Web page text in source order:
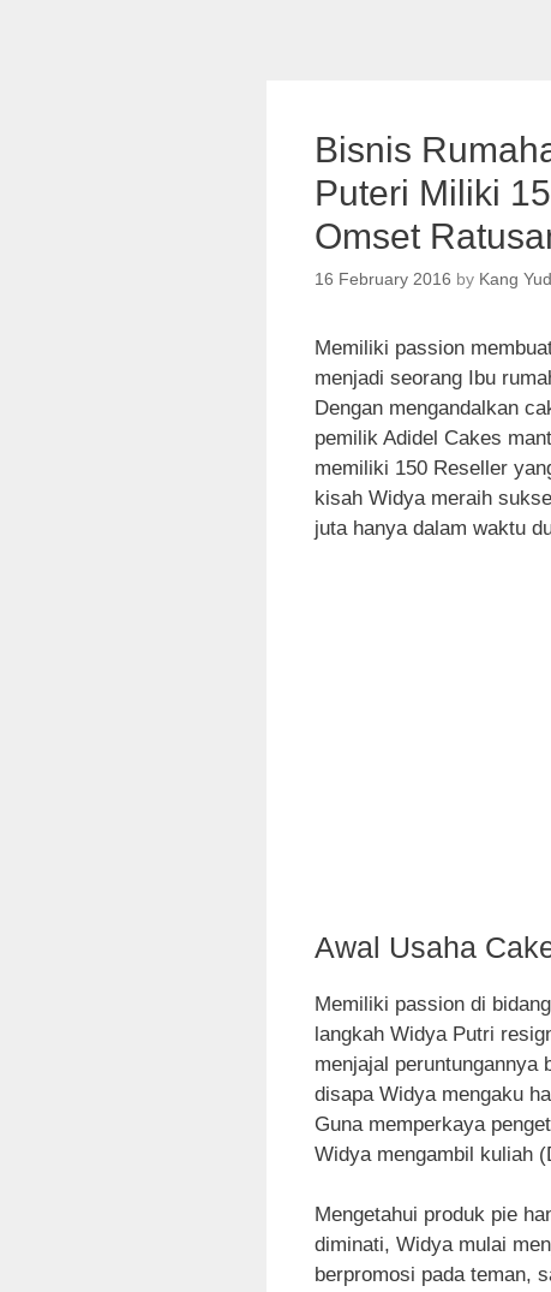
Bisnis
Puteri Miliki
Omset
16 February 2016 by Kang
Memiliki passion
menjadi seorang Ibu
Dengan mengandalkan
pemilik Adidel Cakes
memiliki 150 Reseller
kisah Widya meraih
juta hanya dalam waktu
Awal Usaha
Memiliki passion di
langkah Widya Putri
menjajal peruntungannya
disapa Widya mengaku
Guna memperkaya
Widya mengambil kuliah
Mengetahui produk pie
diminati, Widya mulai
berpromosi pada teman,